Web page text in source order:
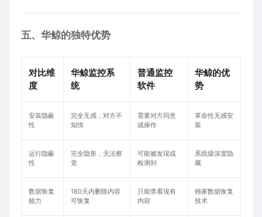
五、华鲸的独特优势
对比维
度
华鲸监控系
统
普通监控
软件
华鲸的优
势
安装隐蔽
性
完全无感，对方不
知情
需要对方同意
或操作
革命性无感安
装
运行隐蔽
性
完全隐形，无法察
觉
可能被发现或
检测到
系统级深度隐
藏
数据恢复
能力
180天内删除内容
可恢复
只能查看现有
内容
独家数据恢复
技术